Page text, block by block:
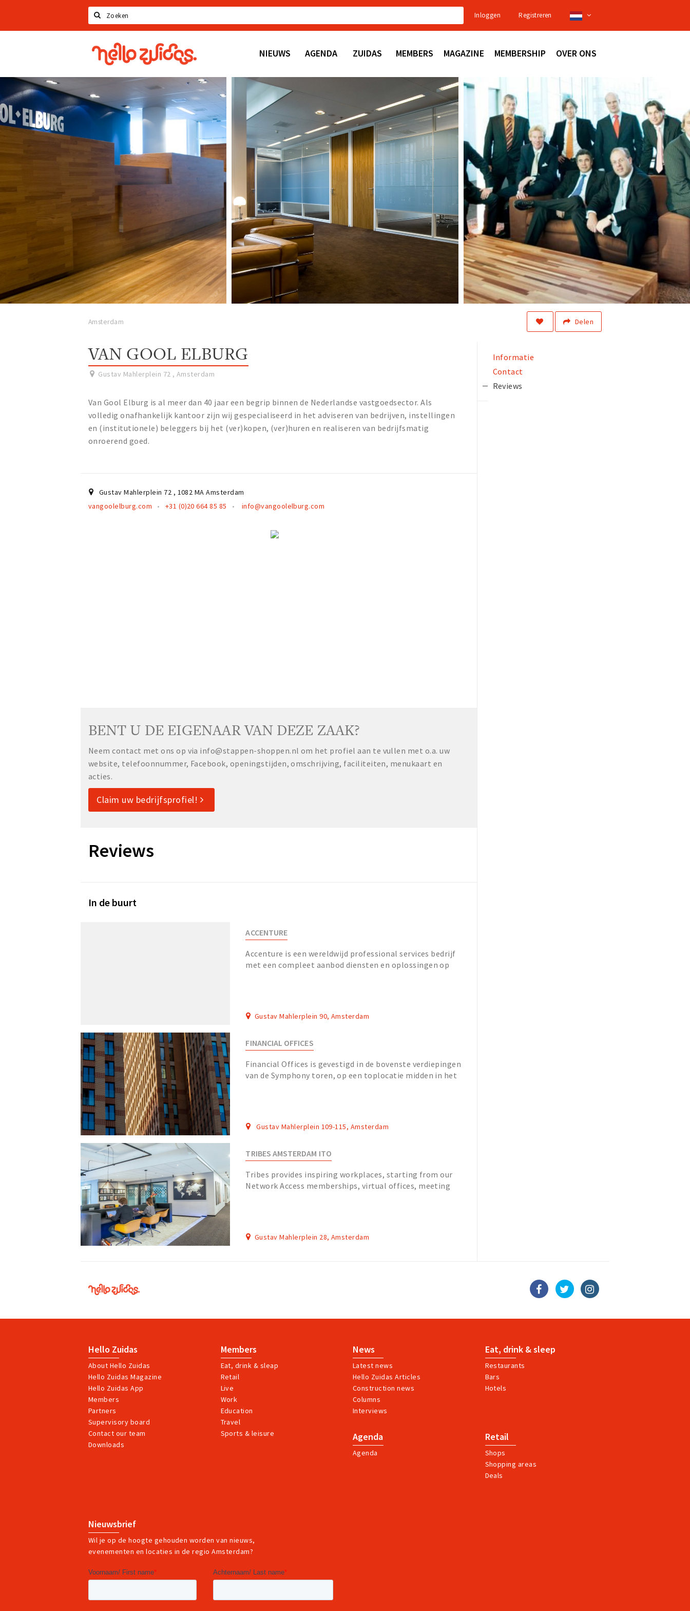
Zoeken
Inloggen Registreren
Hello
Zuidas
NIEUWS AGENDA ZUIDAS MEMBERS MAGAZINE MEMBERSHIP OVER ONS
Amsterdam Delen
VAN GOOL ELBURG
Gustav Mahlerplein 72 ,Amsterdam
Van Gool Elburg is al meer dan 40 jaar een begrip binnen de Nederlandse vastgoedsector. Als
volledig onafhankelijk kantoor zijn wij gespecialiseerd in het adviseren van bedrijven, instellingen
en (institutionele) beleggers bij het (ver)kopen, (ver)huren en realiseren van bedrijfsmatig
onroerend goed.
Gustav Mahlerplein 72 , 1082 MAAmsterdam
vangoolelburg.com
+31 (0)20 664 85 85 info@vangoolelburg.com
BENT U DE EIGENAAR VAN DEZE ZAAK?
Neem contact met ons op via info@stappen-shoppen.nl om het profiel aan te vullen met o.a. uw
website, telefoonnummer, Facebook, openingstijden, omschrijving, faciliteiten, menukaart en
acties.
Claim uw bedrijfsprofiel!
Reviews
In de buurt
ACCENTURE
Accenture is een wereldwijd professional services bedrijf
met een compleet aanbod diensten en oplossingen op
Gustav Mahlerplein 90, Amsterdam
FINANCIAL OFFICES
Financial Offices is gevestigd in de bovenste verdiepingen
van de Symphony toren, op een toplocatie midden in het
Gustav Mahlerplein 109-115, Amsterdam
TRIBES AMSTERDAM ITO
Tribes provides inspiring workplaces, starting from our
Network Access memberships, virtual offices, meeting
Gustav Mahlerplein 28, Amsterdam
Informatie
Contact
Reviews
Hello
Zuidas
Hello Zuidas
About Hello Zuidas
Hello Zuidas Magazine
Hello Zuidas App
Members
Partners
Supervisory board
Contact our team
Downloads
Members
Eat, drink & sleap
Retail
Live
Work
Education
Travel
Sports & leisure
News
Latest news
Hello Zuidas Articles
Construction news
Columns
Interviews
Eat, drink & sleep
Restaurants
Bars
Hotels
Agenda
Agenda
Retail
Shops
Shopping areas
Deals
Nieuwsbrief
Wil je op de hoogte gehouden worden van nieuws,
evenementen en locaties in de regio Amsterdam?